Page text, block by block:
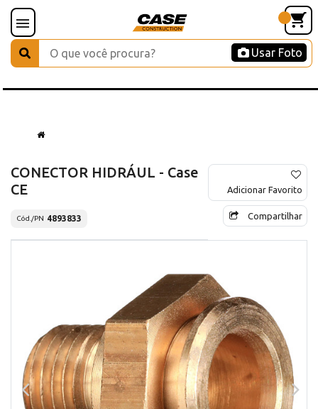
Usar Foto
CONECTOR HIDRÁUL - Case
CE
Cód./PN 4893833
Adicionar Favorito
Compartilhar